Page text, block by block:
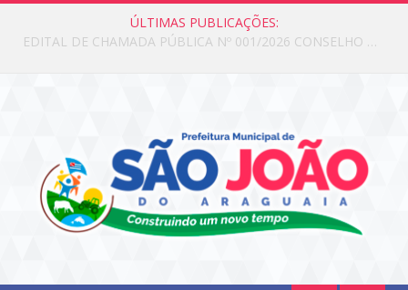
ÚLTIMAS PUBLICAÇÕES:
Edital de Chamada Pública N°001/2026 Conselho CMAS